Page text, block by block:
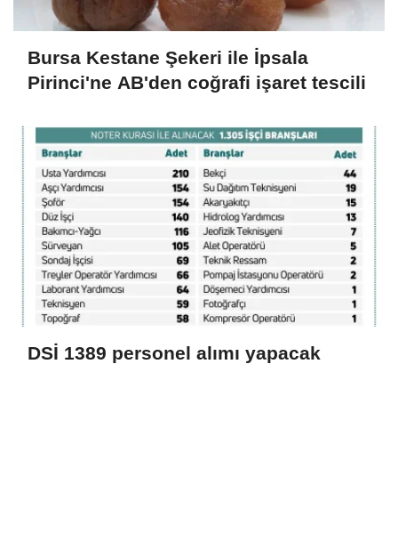
Bursa Kestane Şekeri ile İpsala
Pirinci'ne AB'den coğrafi işaret tescili
DSİ 1389 personel alımı yapacak